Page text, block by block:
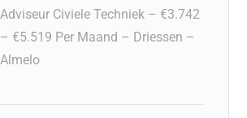
Adviseur Civiele Techniek – €3.742
– €5.519 Per Maand – Driessen –
Almelo